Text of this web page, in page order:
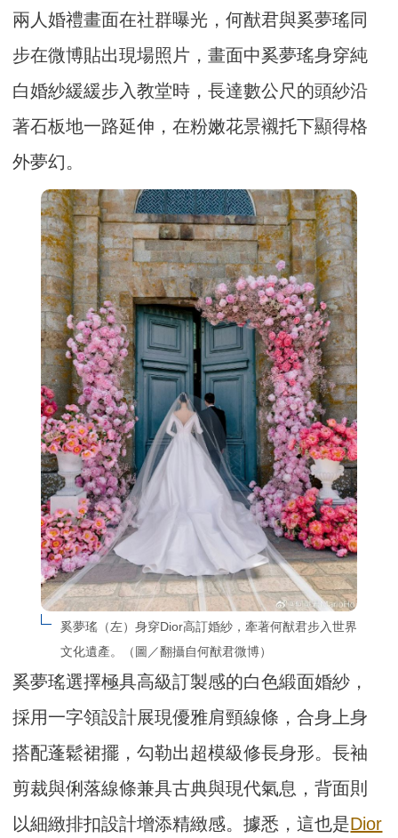
兩人婚禮畫面在社群曝光，何猷君與奚夢瑤同
步在微博貼出現場照片，畫面中奚夢瑤身穿純
白婚紗緩緩步入教堂時，長達數公尺的頭紗沿
著石板地一路延伸，在粉嫩花景襯托下顯得格
外夢幻。
奚夢瑤（左）身穿Dior高訂婚紗，牽著何猷君步入世界
文化遺產。（圖／翻攝自何猷君微博）
奚夢瑤選擇極具高級訂製感的白色緞面婚紗，
採用一字領設計展現優雅肩頸線條，合身上身
搭配蓬鬆裙擺，勾勒出超模級修長身形。長袖
剪裁與俐落線條兼具古典與現代氣息，背面則
以細緻排扣設計增添精緻感。據悉，這也是Dior